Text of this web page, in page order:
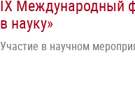
IX Международный
в науку»
Участие в научном